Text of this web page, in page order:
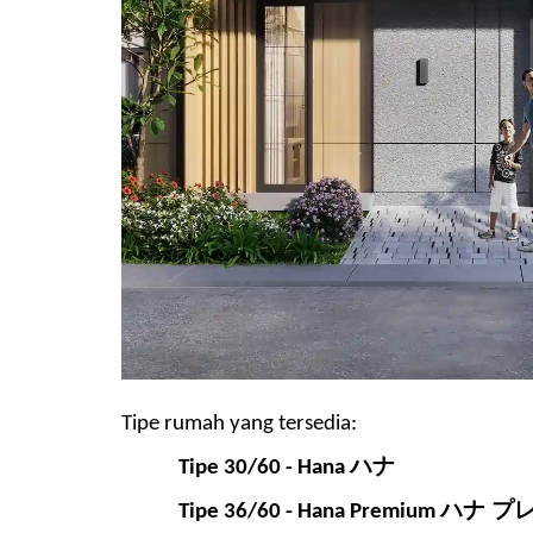
Tipe rumah yang tersedia:
Tipe 30/60 - Hanaハナ
Tipe 36/60 - Hana Premiumハナ プ